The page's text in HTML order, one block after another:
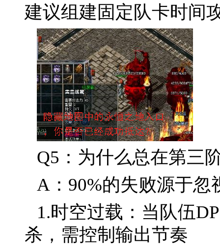
建议组建固定队卡时间
Q5：为什么总在第三
A：90%的失败源于忽
1.时空过载：当队伍
杀，需控制输出节奏